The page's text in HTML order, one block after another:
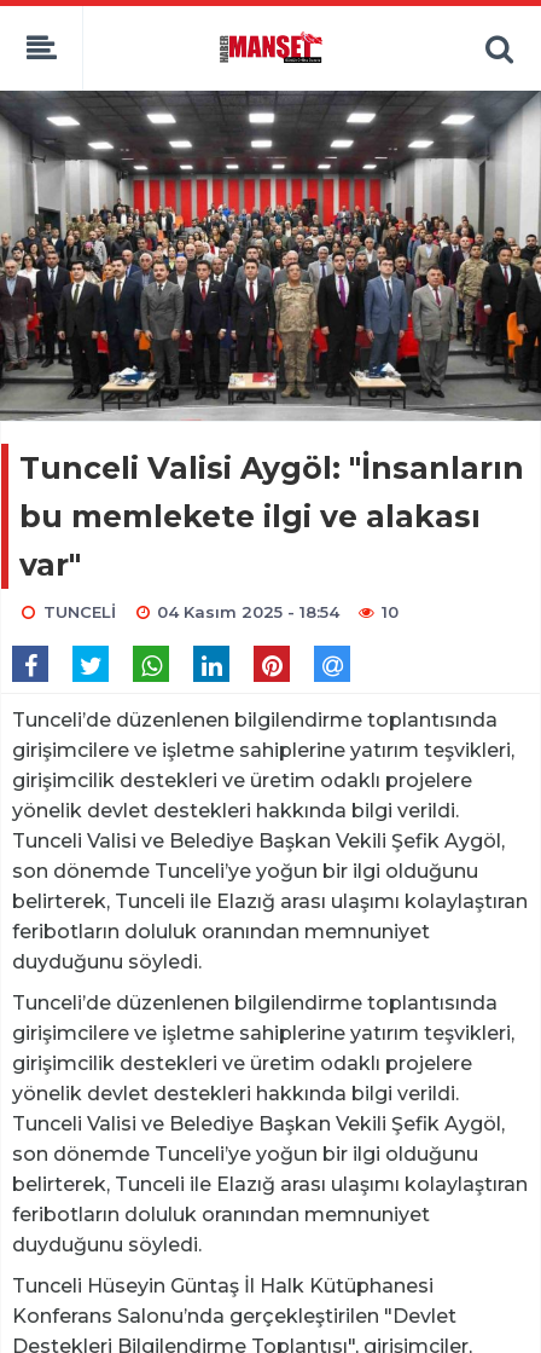
Tunceli Valisi Aygöl: "İnsanların
bu memlekete ilgi ve alakası
var"
TUNCELİ 04 Kasım 2025 - 18:54 10
Tunceli’de düzenlenen bilgilendirme toplantısında
girişimcilere ve işletme sahiplerine yatırım teşvikleri,
girişimcilik destekleri ve üretim odaklı projelere
yönelik devlet destekleri hakkında bilgi verildi.
Tunceli Valisi ve Belediye Başkan Vekili Şefik Aygöl,
son dönemde Tunceli’ye yoğun bir ilgi olduğunu
belirterek, Tunceli ile Elazığ arası ulaşımı kolaylaştıran
feribotların doluluk oranından memnuniyet
duyduğunu söyledi.
Tunceli’de düzenlenen bilgilendirme toplantısında
girişimcilere ve işletme sahiplerine yatırım teşvikleri,
girişimcilik destekleri ve üretim odaklı projelere
yönelik devlet destekleri hakkında bilgi verildi.
Tunceli Valisi ve Belediye Başkan Vekili Şefik Aygöl,
son dönemde Tunceli’ye yoğun bir ilgi olduğunu
belirterek, Tunceli ile Elazığ arası ulaşımı kolaylaştıran
feribotların doluluk oranından memnuniyet
duyduğunu söyledi.
Tunceli Hüseyin Güntaş İl Halk Kütüphanesi
Konferans Salonu’nda gerçekleştirilen "Devlet
Destekleri Bilgilendirme Toplantısı", girişimciler,